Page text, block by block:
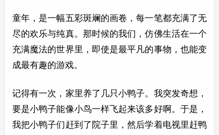
童年，是一幅五彩斑斓的画卷，每一笔都充满了无
尽的欢乐与纯真。那时候的我们，仿佛生活在一个
充满魔法的世界里，即使是最平凡的事物，也能变
成最有趣的游戏。
记得有一次，家里养了几只小鸭子。我突发奇想，
要是小鸭子能像小鸟一样飞起来该多好啊。于是，
我把小鸭子们赶到了院子里，然后学着电视里赶鸭